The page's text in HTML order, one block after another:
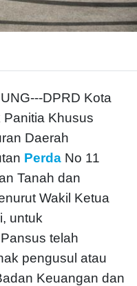
DPRD Kota
Khusus
Daerah
Perda No 11
Tanah dan
Wakil Ketua
untuk
telah
pengusul atau
Keuangan dan